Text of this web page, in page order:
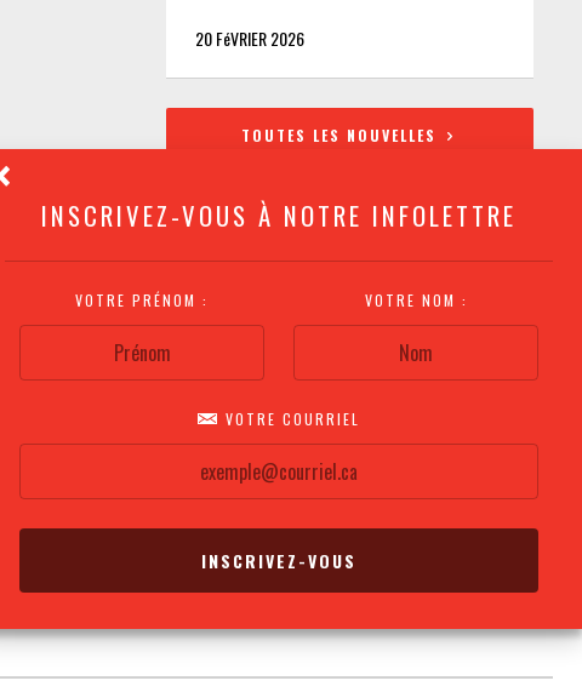
INSCRIVEZ-VOUS À NOTRE INFOLETTRE
VOTRE PRÉNOM : VOTRE NOM :
VOTRE COURRIEL
20 FéVRIER 2026
TOUTES LES NOUVELLES